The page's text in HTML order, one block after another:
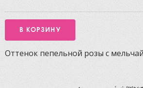
Оттенок пепельной розы с